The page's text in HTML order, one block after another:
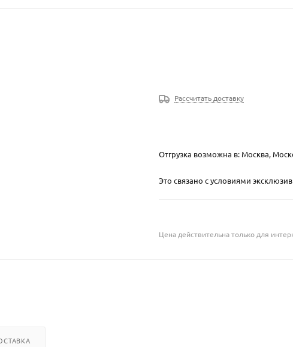
Рассчитать доставку
Отгрузка возможна в: Москва,
Это связано с условиями
Цена действительна только для